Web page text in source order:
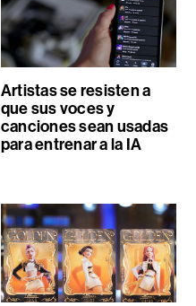
Artistas se resisten a
que sus voces y
canciones sean usadas
para entrenar a la IA